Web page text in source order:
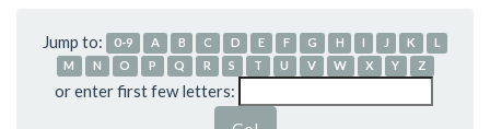
Jump to: 0-9 A B C D E F G H I J K
L
M
N O P Q R S T U V W X Y Z
or enter first few letters: